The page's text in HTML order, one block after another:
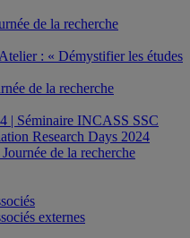
de la recherche
: « Démystifier les études
de la recherche
| Séminaire INCASS SSC
Research Days 2024
de la recherche
externes